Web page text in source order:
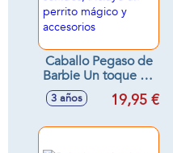
Caballo Pegaso de
Barbie Un toque de
magia con luces y
sonidos, incluye un
3 años 19,95 €